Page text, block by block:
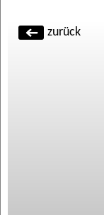
zurück